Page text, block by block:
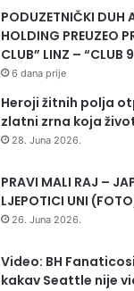
PODUZETNIČKI DUH
HOLDING PREUZEO
CLUB” LINZ – “CLUB
6 dana prije
Heroji žitnih polja
zlatni zrna koja
28. Juna 2026.
PRAVI MALI RAJ –
LJEPOTICI UNI
26. Juna 2026.
Video: BH
kakav Seattle nije